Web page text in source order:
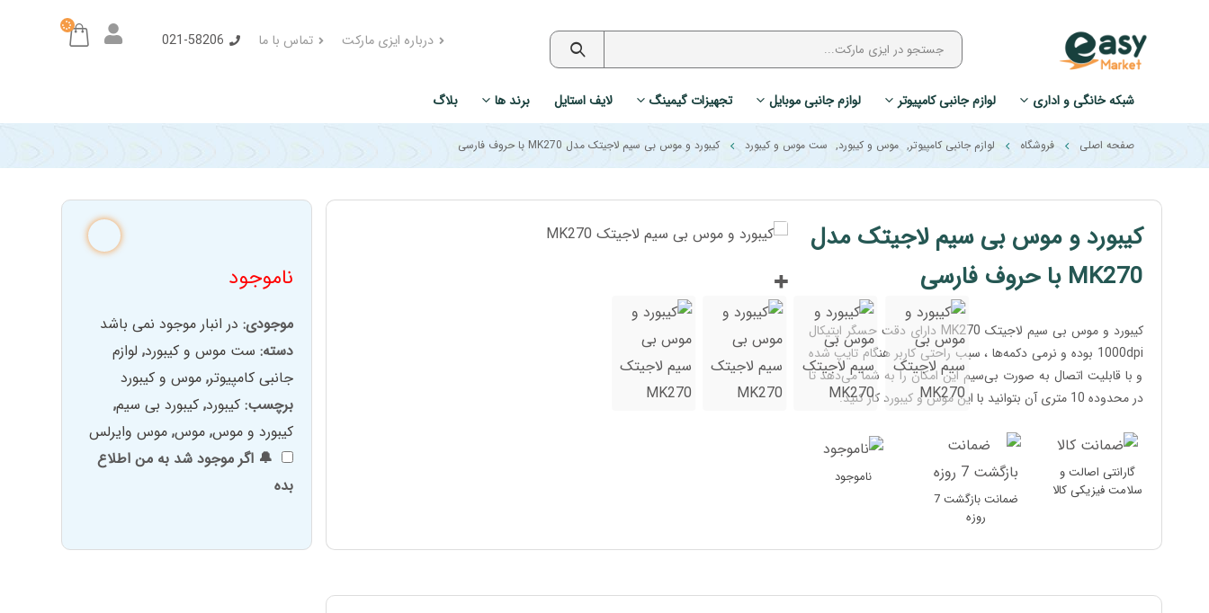
درباره ایزی مارکت تماس با ما 021-58206
شبکه خانگی و اداری لوازم جانبی کامپیوتر لوازم جانبی موبایل تجهیزات گیمینگ لایف استایل برند ها بلاگ
صفحه اصلی فروشگاه لوازم جانبی کامپیوتر, موس و کیبورد, ست موس و کیبورد کیبورد و موس بی سیم لاجیتک مدل MK270 با حروف فارسی
کیبورد و موس بی سیم لاجیتک مدل
MK270 با حروف فارسی
کیبورد و موس بی سیم لاجیتک MK270 دارای دقت حسگر اپتیکال
1000dpi بوده و نرمی دکمه‌ها ، سبب راحتی کاربر هنگام تایپ شده
و با قابلیت اتصال به صورت بی‌سیم این امکان را به شما می‌دهد تا
در محدوده 10 متری آن بتوانید با این موس و کیبورد کار کنید.
گارانتی اصالت و
سلامت فیزیکی کالا
ضمانت بازگشت 7
روزه
ناموجود
ناموجود
موجودی: در انبار موجود نمی باشد
دسته: ست موس و کیبورد, لوازم
جانبی کامپیوتر, موس و کیبورد
برچسب: کیبورد, کیبورد بی سیم,
کیبورد و موس, موس, موس وایرلس
🔔 اگر موجود شد به من اطلاع
بده